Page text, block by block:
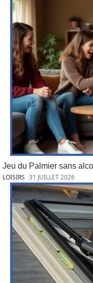
Jeu du Palmier sans
LOISIRS 31 JUILLET 2026